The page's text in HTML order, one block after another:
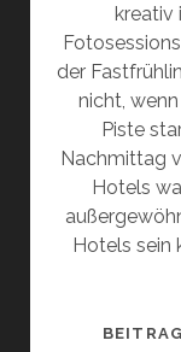
kreativ
der
nicht,
Piste
Nachmittag
Hotels
Hotels sein